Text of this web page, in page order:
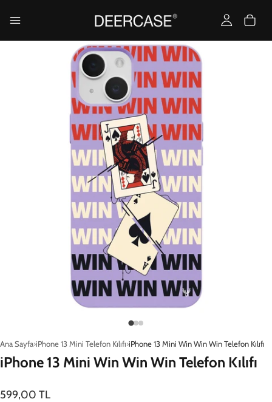
Ana Sayfa iPhone 13 Mini Telefon Kılıfı iPhone 13 Mini Win Win Win Telefon Kılıfı
iPhone 13 Mini Win Win Win Telefon Kılıfı
599,00 TL